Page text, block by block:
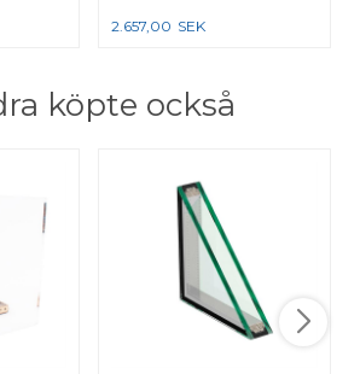
2.657,00 SEK
köpte också